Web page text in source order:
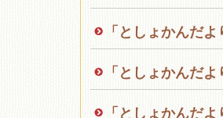
「としょかんだ
「としょかんだ
「としょかんだ